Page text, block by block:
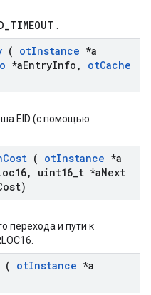
( otInstance *a
*aEntryInfo , otCache
EID (с помощью
Cost ( otInstance *a
, uint16 t *aNext
перехода и пути к
( otInstance *a